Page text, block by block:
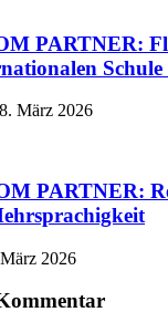
PARTNER:
Schule
März 2026
PARTNER:
2026